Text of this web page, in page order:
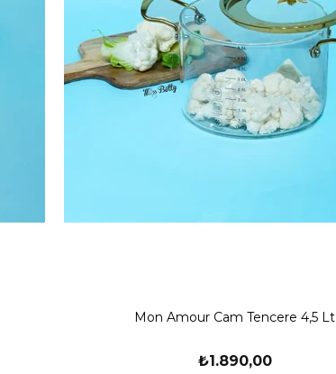
Mon Amour Cam Tencere 4,5 Lt
₺1.890,00